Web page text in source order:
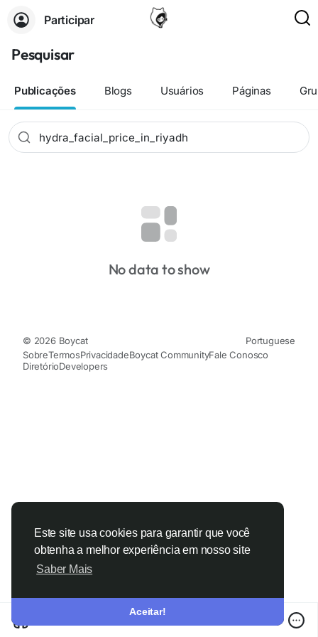
Este site usa cookies para garantir que você
obtenha a melhor experiência em nosso site
Saber Mais
Aceitar!
Participar
Pesquisar
Publicações Blogs Usuários Páginas
No data to show
© 2026 Boycat
Portuguese
SobreTermosPrivacidadeBoycat CommunityFale Conosco
DiretórioDevelopers